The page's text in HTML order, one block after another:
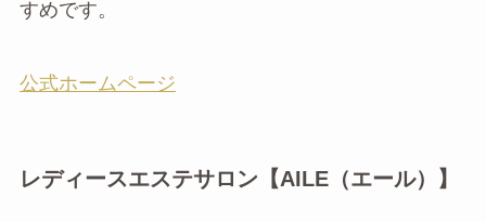
すめです。
公式ホームページ
レディースエステサロン【AILE（エール）】